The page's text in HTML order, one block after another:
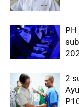
2